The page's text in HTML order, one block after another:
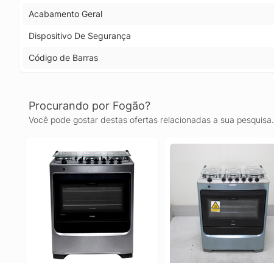
Acabamento Geral
Dispositivo De Segurança
Código de Barras
Procurando por Fogão?
Você pode gostar destas ofertas relacionadas a sua pesquisa.